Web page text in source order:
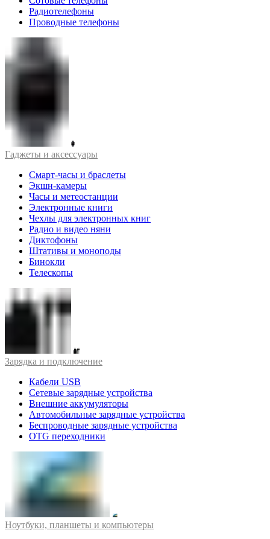
Радиотелефоны
Проводные телефоны
Гаджеты и аксессуары
Смарт-часы и браслеты
Экшн-камеры
Часы и метеостанции
Электронные книги
Чехлы для электронных книг
Радио и видео няни
Диктофоны
Штативы и моноподы
Бинокли
Телескопы
Зарядка и подключение
Кабели USB
Сетевые зарядные устройства
Внешние аккумуляторы
Автомобильные зарядные устройства
Беспроводные зарядные устройства
OTG переходники
Ноутбуки, планшеты и компьютеры